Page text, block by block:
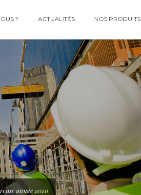
? ACTUALITÉS NOS PRODUITS
année 2020